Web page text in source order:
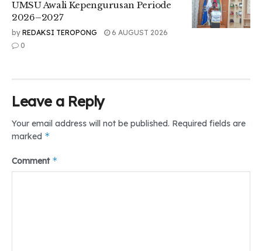
yang tau,” pungkasnya.
Tags: #umsu #medan #mahasiswa #Indonesia
UMSU Awali Kepengurusan Periode
2026–2027
by REDAKSI TEROPONG
6 AUGUST 2026
0
Leave a Reply
Your email address will not be published. Required fields are
marked *
Comment *